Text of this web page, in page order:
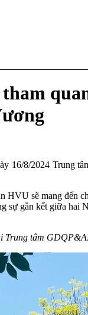
16/8/2024 Trung
HVU sẽ mang
sự gắn kết giữa
Trung tâm